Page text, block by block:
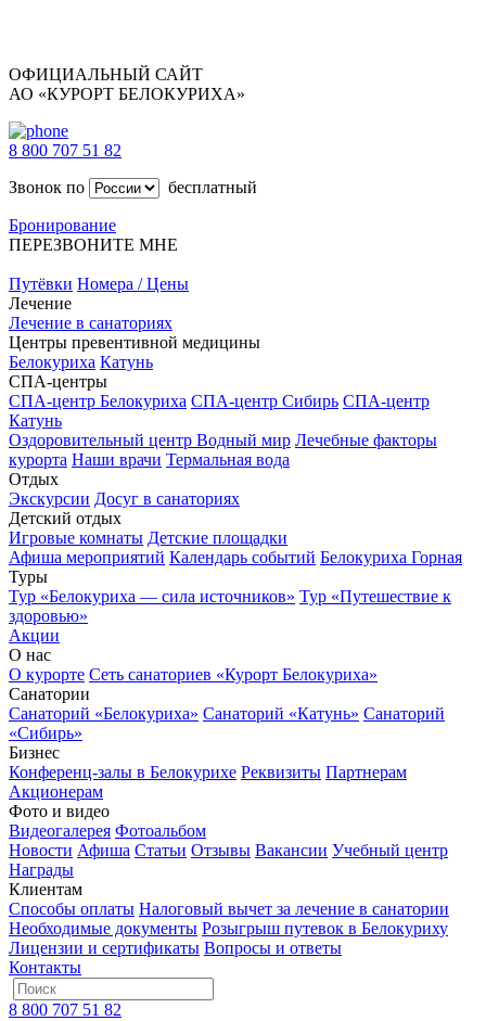
ОФИЦИАЛЬНЫЙ САЙТ
АО «КУРОРТ БЕЛОКУРИХА»
8 800 707 51 82
Звонок по
бесплатный
Бронирование
ПЕРЕЗВОНИТЕ МНЕ
Путёвки Номера / Цены
Лечение
Лечение в санаториях
Центры превентивной медицины
Белокуриха Катунь
СПА-центры
СПА-центр Белокуриха СПА-центр Сибирь СПА-центр
Катунь
Оздоровительный центр Водный мир Лечебные факторы
курорта Наши врачи Термальная вода
Отдых
Экскурсии Досуг в санаториях
Детский отдых
Игровые комнаты Детские площадки
Афиша мероприятий Календарь событий Белокуриха Горная
Туры
Тур «Белокуриха — сила источников» Тур «Путешествие к
здоровью»
Акции
О нас
О курорте Сеть санаториев «Курорт Белокуриха»
Санатории
Санаторий «Белокуриха» Санаторий «Катунь» Санаторий
«Сибирь»
Бизнес
Конференц-залы в Белокурихе Реквизиты Партнерам
Акционерам
Фото и видео
Видеогалерея Фотоальбом
Новости Афиша Статьи Отзывы Вакансии Учебный центр
Награды
Клиентам
Способы оплаты Налоговый вычет за лечение в санатории
Необходимые документы Розыгрыш путевок в Белокуриху
Лицензии и сертификаты Вопросы и ответы
Контакты
8 800 707 51 82